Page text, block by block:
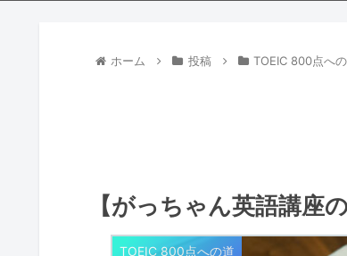
ホーム 投稿 TOEIC 800点へ
【がっちゃん英語講座
TOEIC 800点への道